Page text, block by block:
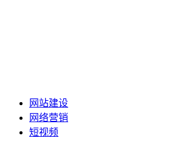
网站建设
网络营销
短视频